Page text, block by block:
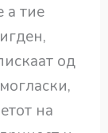
а тие
од
на